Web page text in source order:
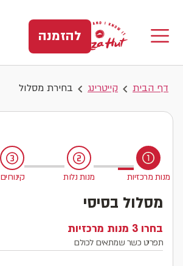
להזמנה
דף הבית קייטרינג בחירת מסלול
ישנם 4 שלבים בתהליך, אתה בשלב 1
מנות מרכזיות מנות נלות קינוחים
מסלול בסיסי
בחרו 3 מנות מרכזיות
תפריט כשר שמתאים לכולם